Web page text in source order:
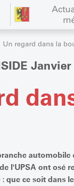
Un regard dans la
Janvier
l'UPSA ont osé
: que ce soit